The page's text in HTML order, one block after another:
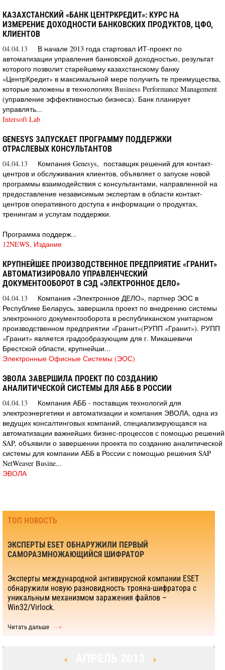
КАЗАХСТАНСКИЙ «БАНК ЦЕНТРКРЕДИТ»: КУРС НА
ИЗМЕРЕНИЕ ДОХОДНОСТИ БАНКОВСКИХ ПРОДУКТОВ, ЦФО,
КЛИЕНТОВ
04.04.13
В начале 2013 года стартовал ИТ-проект по
автоматизации управления банковской доходностью, результат
которого позволит старейшему казахстанскому банку
«ЦентрКредит» в максимальной мере получить те преимущества,
которые заложены в технологиях Business Performance Management
(управление эффективностью бизнеса). Банк планирует
управлять...
Intersoft Lab
GENESYS ЗАПУСКАЕТ ПРОГРАММУ ПОДДЕРЖКИ
ОТРАСЛЕВЫХ КОНСУЛЬТАНТОВ
04.04.13
Компания Genesys, поставщик решений для контакт-
центров и обслуживания клиентов, объявляет о запуске новой
программы взаимодействия с консультантами, направленной на
предоставление независимым экспертам в области контакт-
центров оперативного доступа к информации о продуктах,
тренингам и услугам поддержки.
Программа поддерж...
12NEWS, Издание
КРУПНЕЙШЕЕ ПРОИЗВОДСТВЕННОЕ ПРЕДПРИЯТИЕ «ГРАНИТ»
АВТОМАТИЗИРОВАЛО УПРАВЛЕНЧЕСКИЙ
ДОКУМЕНТООБОРОТ В СЭД «ЭЛЕКТРОННОЕ ДЕЛО»
04.04.13
Компания «Электронное ДЕЛО», партнер ЭОС в
Республике Беларусь, завершила проект по внедрению системы
электронного документооборота в республиканском унитарном
производственном предприятии «Гранит»(РУПП «Гранит»). РУПП
«Гранит» является градообразующим для г. Микашевичи
Брестской области, крупнейши...
Электронные Офисные Системы (ЭОС)
ЭВОЛА ЗАВЕРШИЛА ПРОЕКТ ПО СОЗДАНИЮ
АНАЛИТИЧЕСКОЙ СИСТЕМЫ ДЛЯ АББ В РОССИИ
04.04.13
Компания АББ - поставщик технологий для
электроэнергетики и автоматизации и компания ЭВОЛА, одна из
ведущих консалтинговых компаний, специализирующаяся на
автоматизации важнейших бизнес-процессов с помощью решений
SAP, объявили о завершении проекта по созданию аналитической
системы для компании АББ в России с помощью решения SAP
NetWeaver Busine...
ЭВОЛА
ТОП НОВОСТЬ
ЭКСПЕРТЫ ESET ОБНАРУЖИЛИ ПЕРВЫЙ
САМОРАЗМНОЖАЮЩИЙСЯ ШИФРАТОР
Эксперты международной антивирусной компании ESET
обнаружили новую разновидность трояна-шифратора с
уникальным механизмом заражения файлов –
Win32/Virlock.
Читать дальше
АПРЕЛЬ 2013